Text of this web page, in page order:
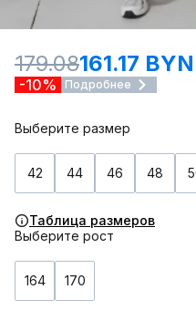
179.08161.17 BYN
-10% Подробнее
Выберите размер
42 44 46 48
Таблица размеров
Выберите рост
164 170